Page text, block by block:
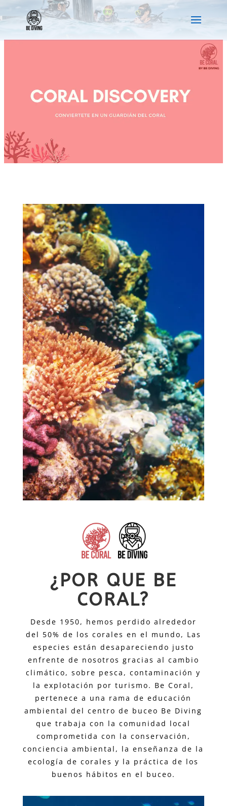
¿POR QUE BE
CORAL?
Desde 1950, hemos perdido alrededor
del 50% de los corales en el mundo, Las
especies están desapareciendo justo
enfrente de nosotros gracias al cambio
climático, sobre pesca, contaminación y
la explotación por turismo. Be Coral,
pertenece a una rama de educación
ambiental del centro de buceo Be Diving
que trabaja con la comunidad local
comprometida con la conservación,
conciencia ambiental, la enseñanza de la
ecología de corales y la práctica de los
buenos hábitos en el buceo.